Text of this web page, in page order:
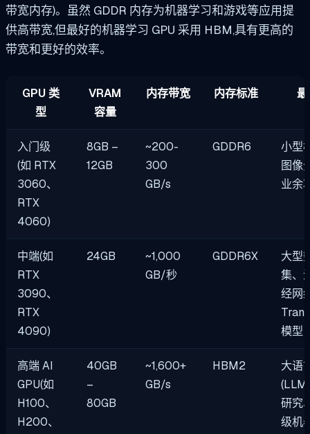
带宽内存)。虽然 GDDR 内存为机器学习和游戏等应用提
供高带宽,但最好的机器学习 GPU 采用 HBM,具有更高的
带宽和更好的效率。
GPU 类
型
VRAM
容量
内存带宽 内存标准
入门级
(如 RTX
3060、
RTX
4060)
8GB –
12GB
~200-
300
GB/s
GDDR6
小型
图像
业余
中端(如
RTX
3090、
RTX
4090)
24GB
~1,000
GB/秒
GDDR6X
大型
集、
经网
模型
高端 AI
GPU(如
H100、
H200、
40GB
–
80GB
~1,600+
GB/s
HBM2
大语
研究
级机